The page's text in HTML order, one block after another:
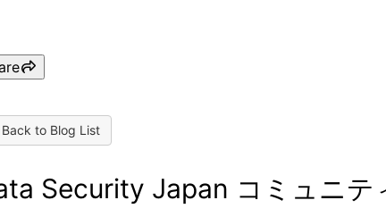
to Blog List
Security Japan コミュニテ